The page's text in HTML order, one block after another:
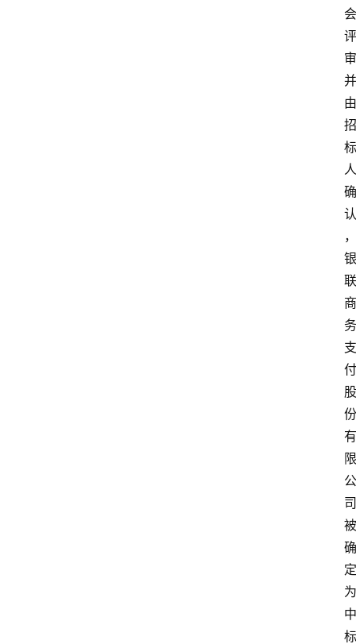
会
评
审
并
由
招
标
人
确
认
，
银
联
商
务
支
付
股
份
有
限
公
司
被
确
定
为
中
标